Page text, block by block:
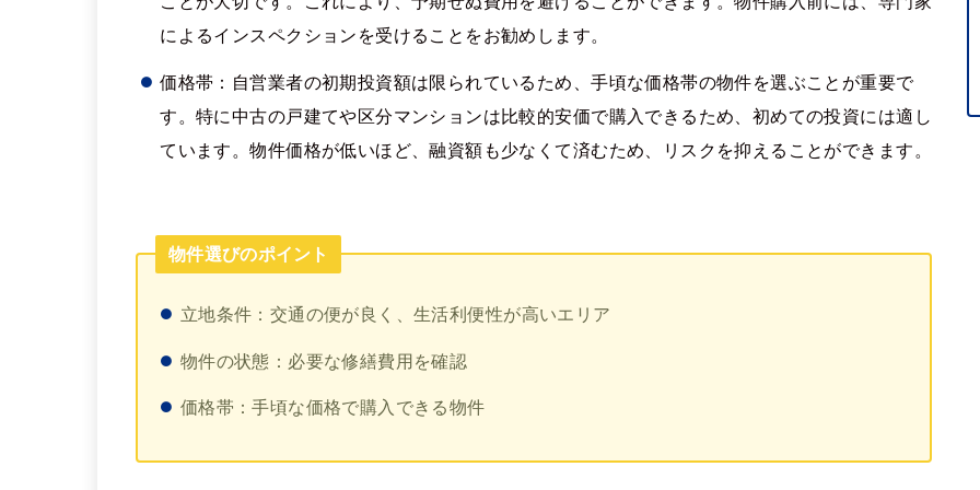
によるインスペクションを受けることをお勧めします。
価格帯：自営業者の初期投資額は限られているため、手頃な価格帯の物件を選ぶことが重要で
す。特に中古の戸建てや区分マンションは比較的安価で購入できるため、初めての投資には適し
ています。物件価格が低いほど、融資額も少なくて済むため、リスクを抑えることができます。
物件選びのポイント
立地条件：交通の便が良く、生活利便性が高いエリア
物件の状態：必要な修繕費用を確認
価格帯：手頃な価格で購入できる物件